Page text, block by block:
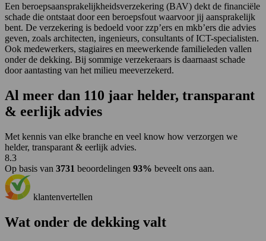
Een beroepsaansprakelijkheidsverzekering (BAV) dekt de financiële
schade die ontstaat door een beroepsfout waarvoor jij aansprakelijk
bent. De verzekering is bedoeld voor zzp’ers en mkb’ers die advies
geven, zoals architecten, ingenieurs, consultants of ICT-specialisten.
Ook medewerkers, stagiaires en meewerkende familieleden vallen
onder de dekking. Bij sommige verzekeraars is daarnaast schade
door aantasting van het milieu meeverzekerd.
Al meer dan 110 jaar helder, transparant
& eerlijk advies
Met kennis van elke branche en veel know how verzorgen we
helder, transparant & eerlijk advies.
8.3
Op basis van 3731 beoordelingen 93% beveelt ons aan.
klantenvertellen
Wat onder de dekking valt